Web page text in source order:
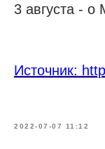
3 августа -
Источник:
2022-07-07 11:12